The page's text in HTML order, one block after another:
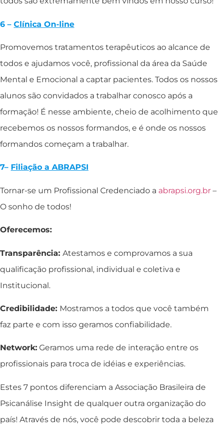
6 – Clínica On-line
Promovemos tratamentos terapêuticos ao alcance de
todos e ajudamos você, profissional da área da Saúde
Mental e Emocional a captar pacientes. Todos os nossos
alunos são convidados a trabalhar conosco após a
formação! É nesse ambiente, cheio de acolhimento que
recebemos os nossos formandos, e é onde os nossos
formandos começam a trabalhar.
7– Filiação a ABRAPSI
Tornar-se um Profissional Credenciado a abrapsi.org.br –
O sonho de todos!
Oferecemos:
Transparência: Atestamos e comprovamos a sua
qualificação profissional, individual e coletiva e
Institucional.
Credibilidade: Mostramos a todos que você também
faz parte e com isso geramos confiabilidade.
Network: Geramos uma rede de interação entre os
profissionais para troca de idéias e experiências.
Estes 7 pontos diferenciam a Associação Brasileira de
Psicanálise Insight de qualquer outra organização do
país! Através de nós, você pode descobrir toda a beleza